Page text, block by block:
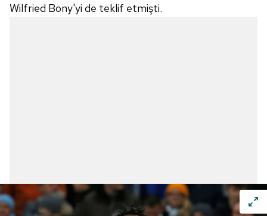
Wilfried Bony'yi de teklif etmişti.